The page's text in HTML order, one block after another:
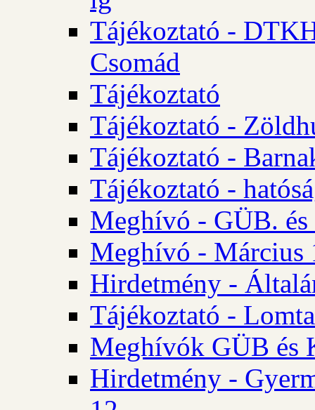
Tájékoztató -
Csomád
Tájékoztató
Tájékoztató -
Tájékoztató -
Tájékoztató -
Meghívó - GÜB.
Meghívó - Március
Hirdetmény -
Tájékoztató -
Meghívók GÜB és
Hirdetmény -